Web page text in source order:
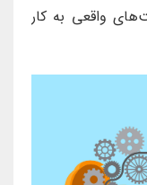
واقعی به کار